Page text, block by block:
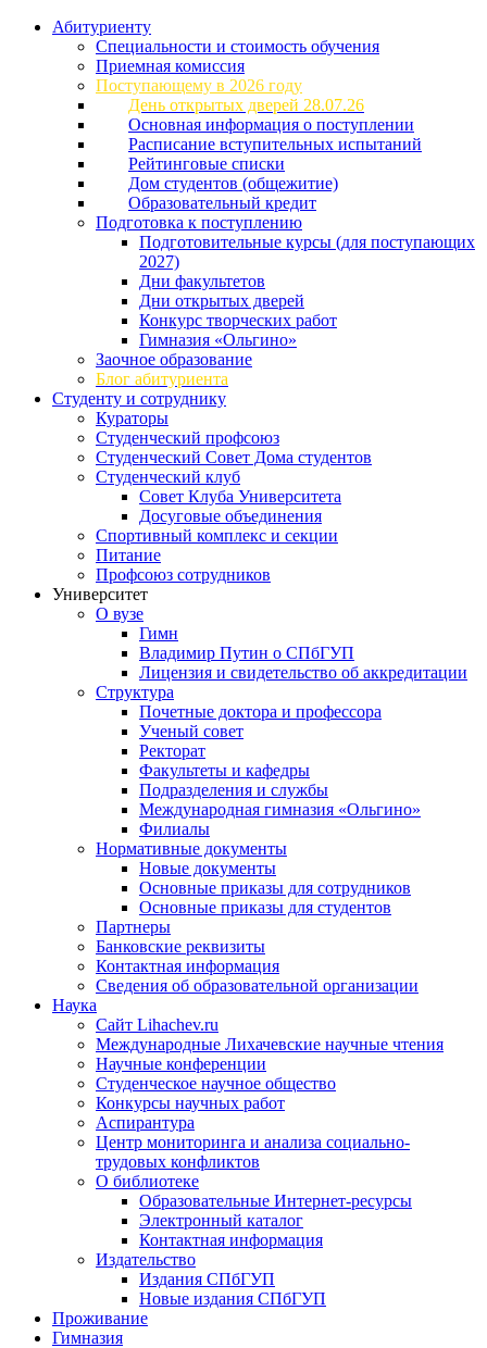
Абитуриенту
Специальности и стоимость обучения
Приемная комиссия
Поступающему в 2026 году
День открытых дверей 28.07.26
Основная информация о поступлении
Расписание вступительных испытаний
Рейтинговые списки
Дом студентов (общежитие)
Образовательный кредит
Подготовка к поступлению
Подготовительные курсы (для поступающих
2027)
Дни факультетов
Дни открытых дверей
Конкурс творческих работ
Гимназия «Ольгино»
Заочное образование
Блог абитуриента
Студенту и сотруднику
Кураторы
Студенческий профсоюз
Студенческий Совет Дома студентов
Студенческий клуб
Совет Клуба Университета
Досуговые объединения
Спортивный комплекс и секции
Питание
Профсоюз сотрудников
Университет
О вузе
Гимн
Владимир Путин о СПбГУП
Лицензия и свидетельство об аккредитации
Структура
Почетные доктора и профессора
Ученый совет
Ректорат
Факультеты и кафедры
Подразделения и службы
Международная гимназия «Ольгино»
Филиалы
Нормативные документы
Новые документы
Основные приказы для сотрудников
Основные приказы для студентов
Партнеры
Банковские реквизиты
Контактная информация
Сведения об образовательной организации
Наука
Сайт Lihachev.ru
Международные Лихачевские научные чтения
Научные конференции
Студенческое научное общество
Конкурсы научных работ
Аспирантура
Центр мониторинга и анализа социально-
трудовых конфликтов
О библиотеке
Образовательные Интернет-ресурсы
Электронный каталог
Контактная информация
Издательство
Издания СПбГУП
Новые издания СПбГУП
Проживание
Гимназия